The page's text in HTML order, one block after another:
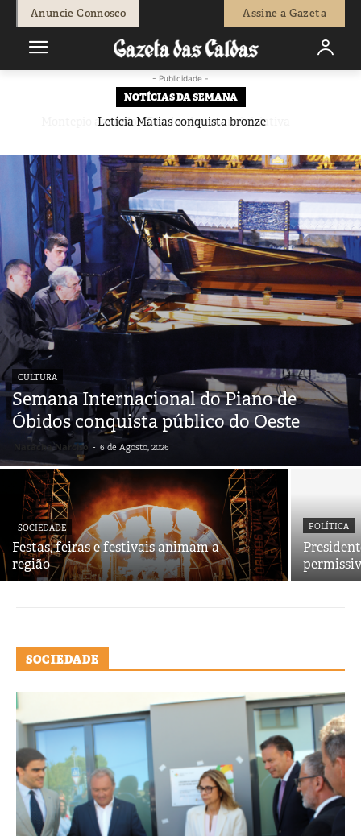
Anuncie Connosco Assine a Gazeta
- Publicidade -
NOTÍCIAS DA SEMANA
Letícia Matias conquista bronze
CULTURA
Semana Internacional do Piano de
Óbidos conquista público do Oeste
Natacha Narciso - 6 de Agosto, 2026
SOCIEDADE
Festas, feiras e festivais animam a
região
POLÍTICA
SOCIEDADE